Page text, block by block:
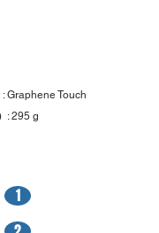
1
Touch
: 295 g